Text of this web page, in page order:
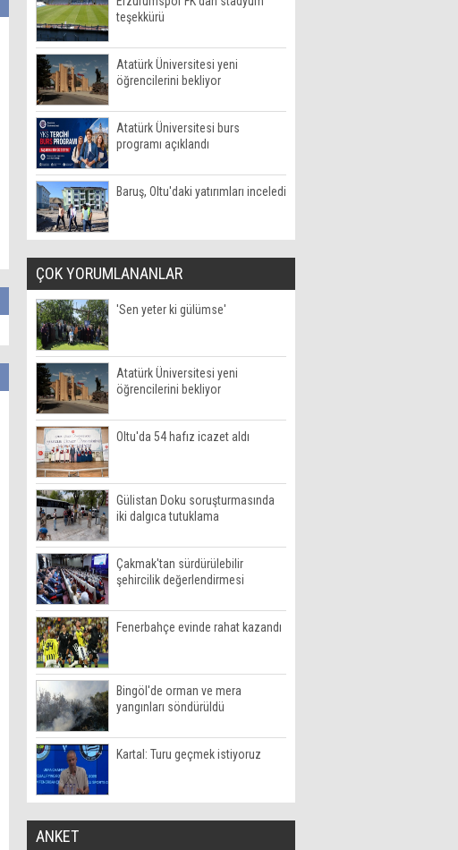
teşekkürü
Atatürk Üniversitesi yeni
öğrencilerini bekliyor
Atatürk Üniversitesi burs
programı açıklandı
Baruş, Oltu'daki yatırımları inceledi
ÇOK YORUMLANANLAR
'Sen yeter ki gülümse'
Atatürk Üniversitesi yeni
öğrencilerini bekliyor
Oltu'da 54 hafız icazet aldı
Gülistan Doku soruşturmasında
iki dalgıca tutuklama
Çakmak'tan sürdürülebilir
şehircilik değerlendirmesi
Fenerbahçe evinde rahat kazandı
Bingöl'de orman ve mera
yangınları söndürüldü
Kartal: Turu geçmek istiyoruz
ANKET